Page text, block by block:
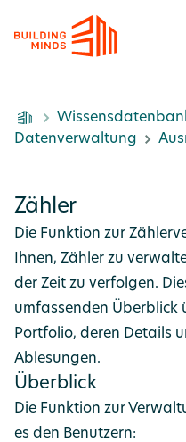
Datenverwaltung
Zähler
Die Funktion zur
Ihnen, Zähler zu
der Zeit zu verfolgen.
umfassenden Überblick
Portfolio, deren Details
Ablesungen.
Überblick
Die Funktion zur
es den Benutzern: